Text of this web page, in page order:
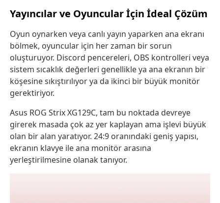
Yayıncılar ve Oyuncular İçin İdeal Çözüm
Oyun oynarken veya canlı yayın yaparken ana ekranı
bölmek, oyuncular için her zaman bir sorun
oluşturuyor. Discord pencereleri, OBS kontrolleri veya
sistem sıcaklık değerleri genellikle ya ana ekranın bir
köşesine sıkıştırılıyor ya da ikinci bir büyük monitör
gerektiriyor.
Asus ROG Strix XG129C, tam bu noktada devreye
girerek masada çok az yer kaplayan ama işlevi büyük
olan bir alan yaratıyor. 24:9 oranındaki geniş yapısı,
ekranın klavye ile ana monitör arasına
yerleştirilmesine olanak tanıyor.